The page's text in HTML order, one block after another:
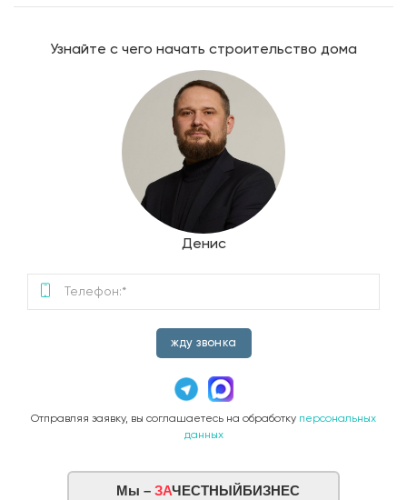
Узнайте с чего начать строительство дома
Денис
жду звонка
Отправляя заявку, вы соглашаетесь на обработку персональных
данных
Мы – ЗАЧЕСТНЫЙБИЗНЕС